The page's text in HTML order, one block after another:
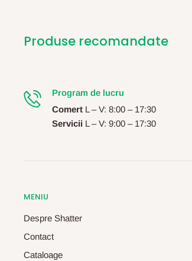
Produse recomandate
Program de lucru
Comert L – V: 8:00 – 17:30
Servicii L – V: 9:00 – 17:30
MENIU
Despre Shatter
Contact
Cataloage